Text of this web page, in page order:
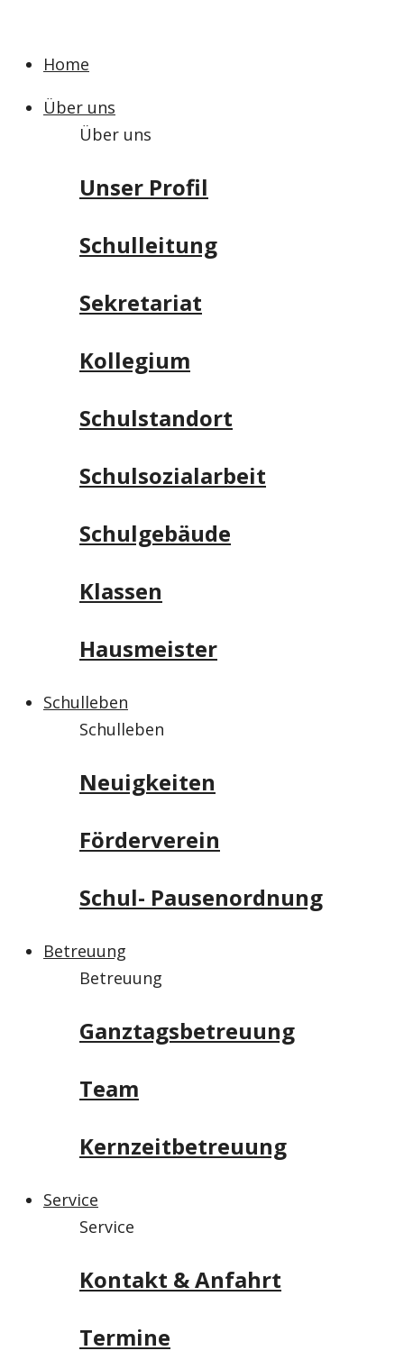
Home
Über uns
Über uns
Unser Profil
Schulleitung
Sekretariat
Kollegium
Schulstandort
Schulsozialarbeit
Schulgebäude
Klassen
Hausmeister
Schulleben
Schulleben
Neuigkeiten
Förderverein
Schul- Pausenordnung
Betreuung
Betreuung
Ganztagsbetreuung
Team
Kernzeitbetreuung
Service
Service
Kontakt & Anfahrt
Termine